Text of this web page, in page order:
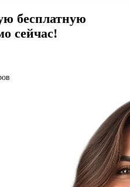
бесплатную
сейчас!